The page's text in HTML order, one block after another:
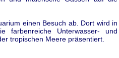
einen Besuch ab. Dort wird in
farbenreiche Unterwasser- und
tropischen Meere präsentiert.